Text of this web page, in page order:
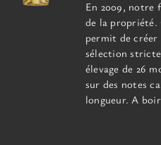
En 2009, notre
de la propriété.
permit de créer
sélection
élevage de 26
sur des notes
longueur. A